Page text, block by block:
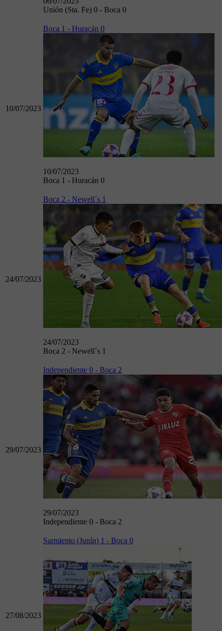
Unión (Sta. Fe) 0 - Boca 0
10/07/2023
Boca 1 - Huracán 0
10/07/2023
Boca 1 - Huracán 0
24/07/2023
Boca 2 - Newell´s 1
24/07/2023
Boca 2 - Newell´s 1
29/07/2023
Independiente 0 - Boca 2
29/07/2023
Independiente 0 - Boca 2
27/08/2023
Sarmiento (Junín) 1 - Boca 0